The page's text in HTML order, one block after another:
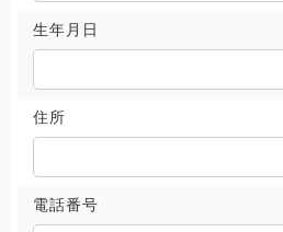
生年月日
住所
電話番号